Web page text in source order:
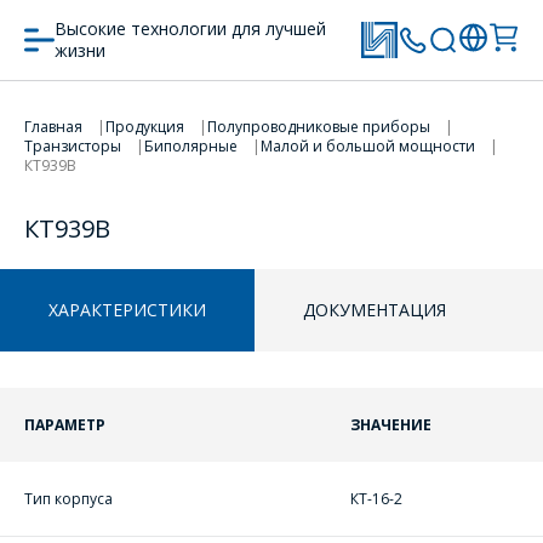
Высокие технологии для лучшей
жизни
Главная Продукция
Полупроводниковые приборы
Транзисторы
Биполярные
Малой и большой мощности
КТ939В
КТ939В
ХАРАКТЕРИСТИКИ ДОКУМЕНТАЦИЯ
ПАРАМЕТР ЗНАЧЕНИЕ
Тип корпуса КТ-16-2
ПЕРЕЙТИ В КОРЗИНУ
ПЕРЕЙТИ В КОРЗИНУ